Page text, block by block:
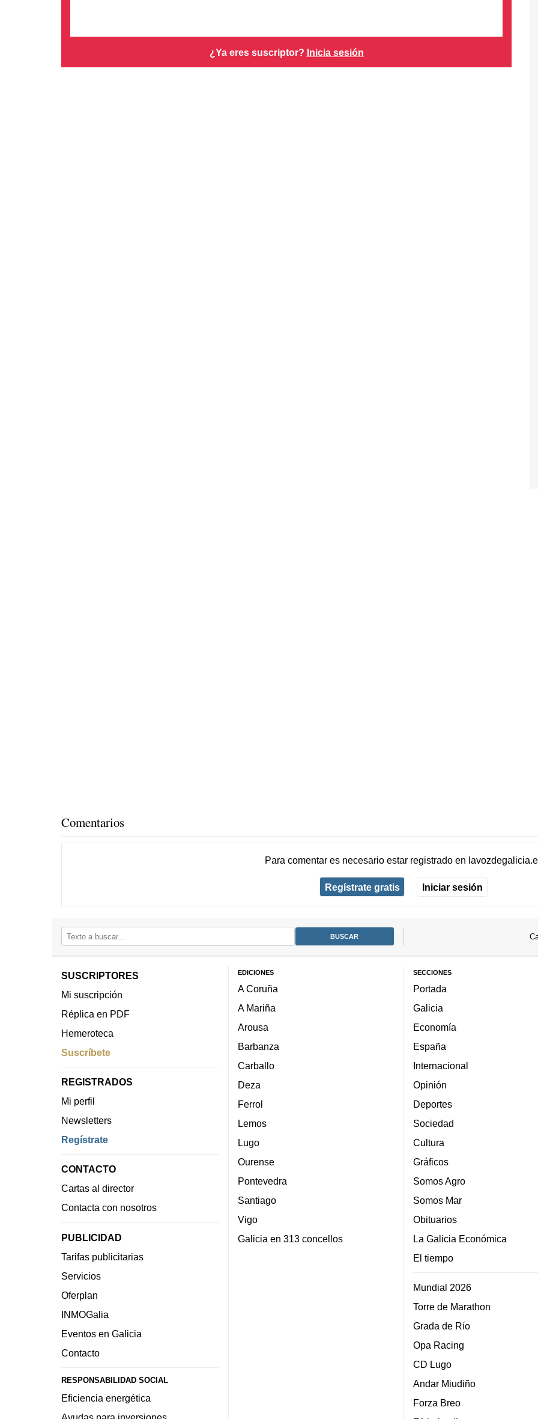
¿Ya eres suscriptor? Inicia sesión
Comentarios
Para comentar es necesario estar registradoen
Regístrate gratis Iniciar sesión
SUSCRIPTORES
Mi suscripción
Réplica en PDF
Hemeroteca
Suscríbete
REGISTRADOS
Mi perfil
Newsletters
Regístrate
CONTACTO
Cartas al director
Contacta con nosotros
PUBLICIDAD
Tarifas publicitarias
Servicios
Oferplan
INMOGalia
Eventos en Galicia
Contacto
RESPONSABILIDAD SOCIAL
Eficiencia energética
EDICIONES
A Coruña
A Mariña
Arousa
Barbanza
Carballo
Deza
Ferrol
Lemos
Lugo
Ourense
Pontevedra
Santiago
Vigo
Galicia en 313 concellos
SECCIONES
Portada
Galicia
Economía
España
Internacional
Opinión
Deportes
Sociedad
Cultura
Gráficos
Somos Agro
Somos Mar
Obituarios
La Galicia Económica
El tiempo
Mundial 2026
Torre de Marathon
Grada de Río
Opa Racing
CD Lugo
Andar Miudiño
Forza Breo